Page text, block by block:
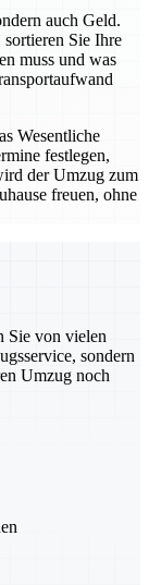
auch Geld.
sortieren Sie Ihre
muss und was
Wesentliche
festlegen,
der Umzug zum
freuen, ohne
Sie von vielen
sondern
Umzug noch